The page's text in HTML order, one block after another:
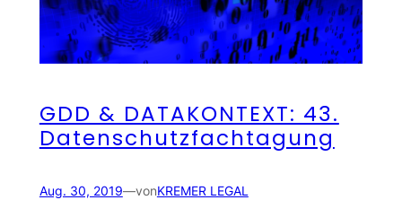
GDD & DATAKONTEXT: 43.
Datenschutzfachtagung
Aug. 30, 2019—vonKREMER LEGAL